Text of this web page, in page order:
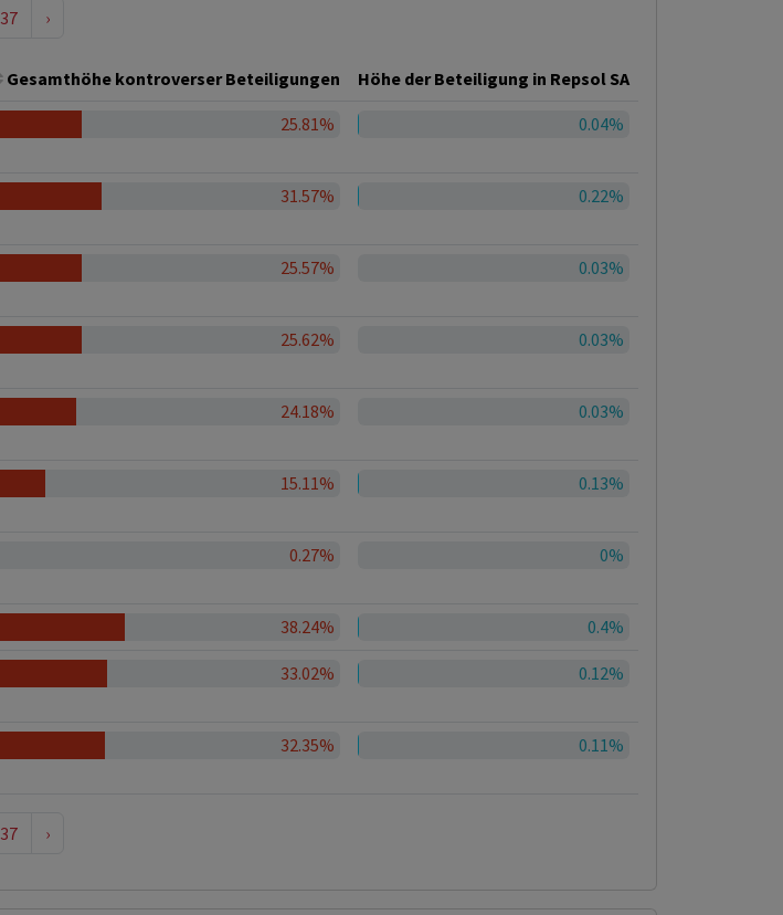
37 ›
Gesamthöhe kontroverser Beteiligungen Höhe der Beteiligung in Repsol SA
25.81% 0.04%
31.57% 0.22%
25.57% 0.03%
25.62% 0.03%
24.18% 0.03%
15.11% 0.13%
0.27% 0%
38.24% 0.4%
33.02% 0.12%
32.35% 0.11%
37 ›